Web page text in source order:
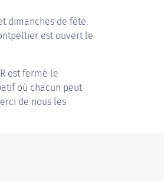
dimanches de fête.
est ouvert le
est fermé le
où chacun peut
de nous les